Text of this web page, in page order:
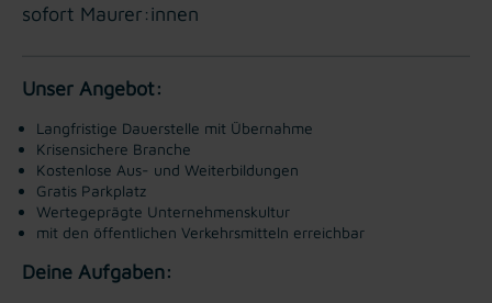
sofort Maurer:innen
Unser Angebot:
Langfristige Dauerstelle mit Übernahme
Krisensichere Branche
Kostenlose Aus- und Weiterbildungen
Gratis Parkplatz
Wertegeprägte Unternehmenskultur
mit den öffentlichen Verkehrsmitteln erreichbar
Deine Aufgaben: